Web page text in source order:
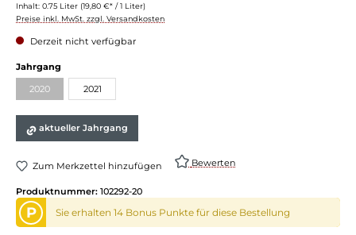
Inhalt: 0.75 Liter (19,80 €* / 1 Liter)
Preise inkl. MwSt. zzgl. Versandkosten
Derzeit nicht verfügbar
Jahrgang
2020(Diese Option ist zurzeit nicht verfügbar.)
2021
aktueller Jahrgang
Zum Merkzettel hinzufügen Bewerten
Produktnummer: 102292-20
P Sie erhalten 14 Bonus Punkte für diese Bestellung